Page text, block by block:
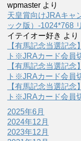
wpmaster より
天皇賞向けJRAキャ
ック版）-1024*768
イテイオー好き より
【有馬記念当選記
ト※JRAカード会員
【有馬記念当選記
ト※JRAカード会員
【有馬記念当選記
ト※JRAカード会員
2025年6月
2024年12月
2023年12月